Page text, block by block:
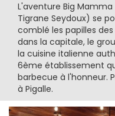
L'aventure Big
Tigrane Seydoux) se
comblé les papilles
dans la capitale, le
la cuisine italienne
6ème établissement
barbecue à l'honneur.
à Pigalle.